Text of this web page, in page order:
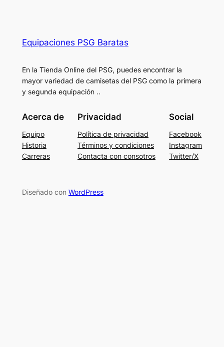
Equipaciones PSG Baratas
En la Tienda Online del PSG, puedes encontrar la
mayor variedad de camisetas del PSG como la primera
y segunda equipación ..
Acerca de
Equipo
Historia
Carreras
Privacidad
Política de privacidad
Términos y condiciones
Contacta con consotros
Social
Facebook
Instagram
Twitter/X
Diseñado con WordPress